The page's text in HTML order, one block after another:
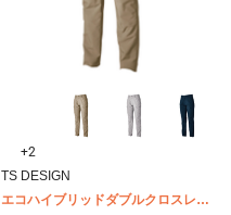
+2
TS DESIGN
エコハイブリッドダブルクロスレデ